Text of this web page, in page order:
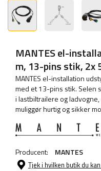
MANTES el-
m, 13-pins stik, 2x
MANTES el-installation
med et 13-pins stik. Selen
i lastbiltrailere og
muliggør hurtig og sikker
Producent: MANTES
Tjek i hvilken butik du